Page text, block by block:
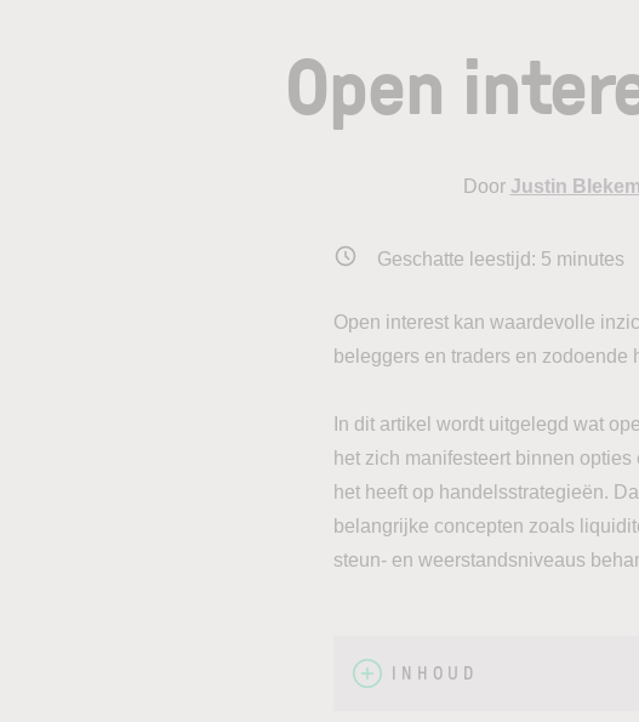
Open
Door Justin
Geschatte leestijd: 5 minutes
Open interest kan waardevolle
beleggers en traders en zodoende
In dit artikel wordt uitgelegd wat
het zich manifesteert binnen
het heeft op handelsstrategieën.
belangrijke concepten zoals
steun- en weerstandsniveaus
INHOUD